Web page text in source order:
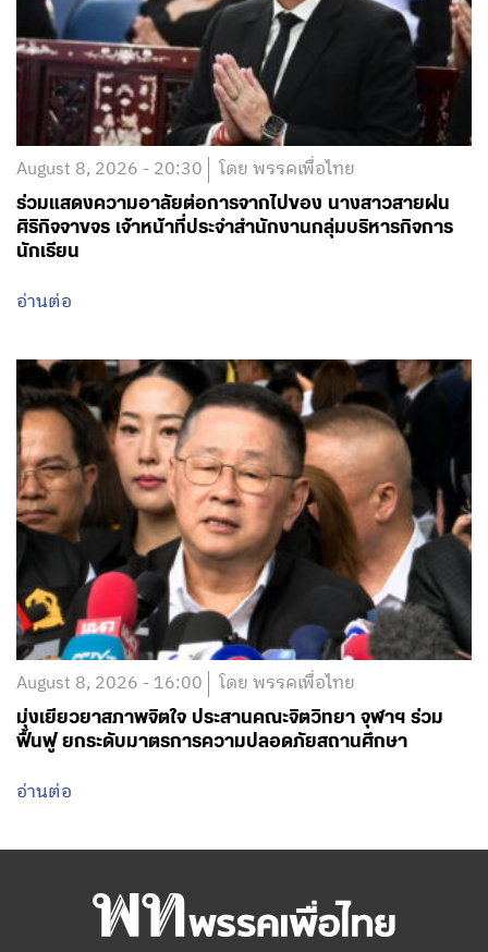
August 8, 2026 - 20:30 โดย พรรคเพื่อไทย
ร่วมแสดงความอาลัยต่อการจากไปของ นางสาวสายฝน
ศิริกิจจาขจร เจ้าหน้าที่ประจำสำนักงานกลุ่มบริหารกิจการ
นักเรียน
อ่านต่อ
August 8, 2026 - 16:00 โดย พรรคเพื่อไทย
มุ่งเยียวยาสภาพจิตใจ ประสานคณะจิตวิทยา จุฬาฯ ร่วม
ฟื้นฟู ยกระดับมาตรการความปลอดภัยสถานศึกษา
อ่านต่อ